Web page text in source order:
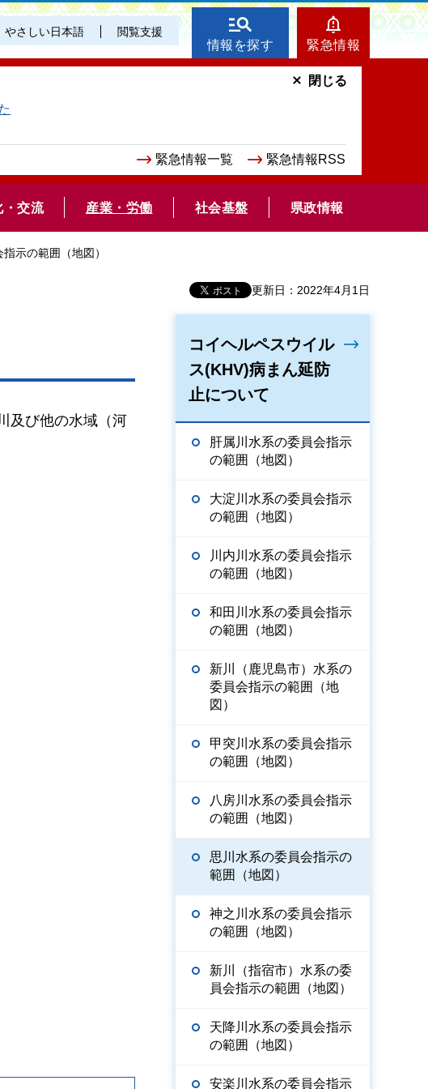
やさしい日本語 閲覧支援
情報を探す 緊急情報
緊急情報一覧 緊急情報RSS
閉じる
・交流 産業・労働 社会基盤 県政情報
示の範囲（地図）
更新日：2022年4月1日
及び他の水域（河
コイヘルペスウイル
ス(KHV)病まん延防
止について
肝属川水系の委員会指示
の範囲（地図）
大淀川水系の委員会指示
の範囲（地図）
川内川水系の委員会指示
の範囲（地図）
和田川水系の委員会指示
の範囲（地図）
新川（鹿児島市）水系の
委員会指示の範囲（地
図）
甲突川水系の委員会指示
の範囲（地図）
八房川水系の委員会指示
の範囲（地図）
思川水系の委員会指示の
範囲（地図）
神之川水系の委員会指示
の範囲（地図）
新川（指宿市）水系の委
員会指示の範囲（地図）
天降川水系の委員会指示
の範囲（地図）
安楽川水系の委員会指示